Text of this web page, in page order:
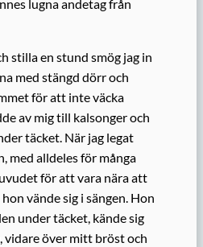
lugna andetag från
stilla en stund smög jag in
med stängd dörr och
för att inte väcka
av mig till kalsonger och
täcket. När jag legat
med alldeles för många
för att vara nära att
vände sig i sängen. Hon
under täcket, kände sig
vidare över mitt bröst och